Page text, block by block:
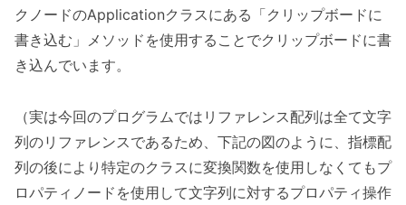
クノードのApplicationクラスにある「クリップボードに
書き込む」メソッドを使用することでクリップボードに書
き込んでいます。
（実は今回のプログラムではリファレンス配列は全て文字
列のリファレンスであるため、下記の図のように、指標配
列の後により特定のクラスに変換関数を使用しなくてもプ
ロパティノードを使用して文字列に対するプロパティ操作